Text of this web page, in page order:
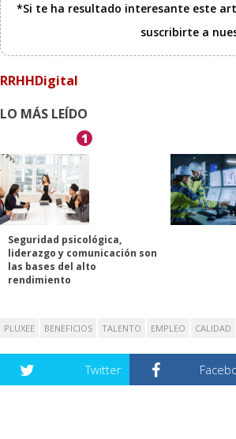
*Si te ha resultado interesante este
suscribirte a
RRHHDigital
LO MÁS LEÍDO
1
Seguridad psicológica,
liderazgo y comunicación son
las bases del alto
rendimiento
PLUXEE BENEFICIOS TALENTO EMPLEO CALIDAD
Twitter